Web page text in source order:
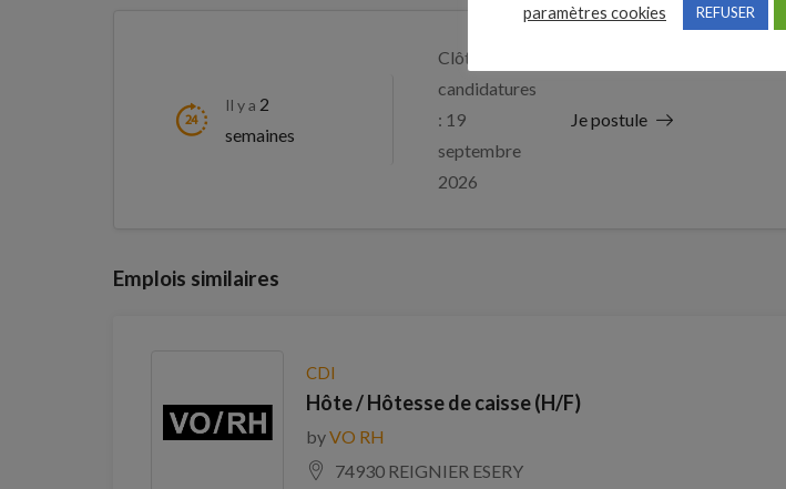
Il y a 2
semaines
Clôture des
candidatures
: 19
septembre
2026
Je postule
Emplois similaires
CDI
Hôte / Hôtesse de caisse (H/F)
byVO RH
74930 REIGNIER ESERY
paramètres cookies REFUSER